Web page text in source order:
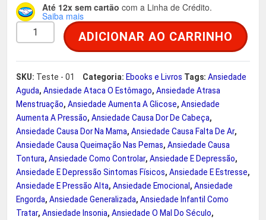
e
r
a
:
R
$
$
9
,
9
0
.
Até 12x sem cartão com a Linha de Crédito.
Saiba mais
m
u
m
R
e
l
a
c
i
o
n
ADICIONAR AO CARRINHO
SKU: Teste - 01 Categoria: Ebooks e Livros Tags: Ansiedade
Aguda, Ansiedade Ataca O Estômago, Ansiedade Atrasa
Menstruação, Ansiedade Aumenta A Glicose, Ansiedade
Aumenta A Pressão, Ansiedade Causa Dor De Cabeça,
Ansiedade Causa Dor Na Mama, Ansiedade Causa Falta De Ar,
Ansiedade Causa Queimação Nas Pernas, Ansiedade Causa
Tontura, Ansiedade Como Controlar, Ansiedade E Depressão,
Ansiedade E Depressão Sintomas Físicos, Ansiedade E Estresse,
Ansiedade E Pressão Alta, Ansiedade Emocional , Ansiedade
Engorda, Ansiedade Generalizada, Ansiedade Infantil Como
Tratar, Ansiedade Insonia, Ansiedade O Mal Do Século,